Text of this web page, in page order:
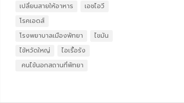
เปลี่ยนสายให้อาหาร
เอชไอวี
โรคเอดส์
โรงพยาบาลเมืองพัทยา
ไขมัน
ไข้หวัดใหญ่
ไอเรื้อรัง
​ คนไข้นอกสถานที่พัทยา